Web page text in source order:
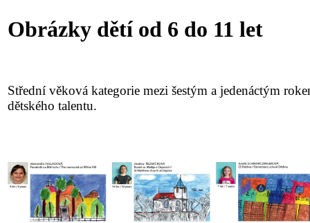
Obrázky dětí od 6 do 11 let
Střední věková kategorie mezi šestým a jedenáctým
dětského talentu.